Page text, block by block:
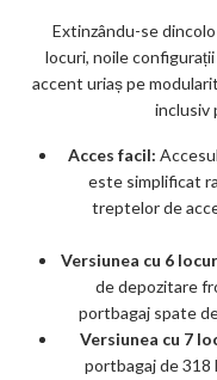
Extinzându-se
locuri, noile
accent uriaș pe
inclusiv
Acces facil:
este simplificat
treptelor de
Versiunea cu 6
de depozitare
portbagaj spate
Versiunea cu 7
portbagaj de 318